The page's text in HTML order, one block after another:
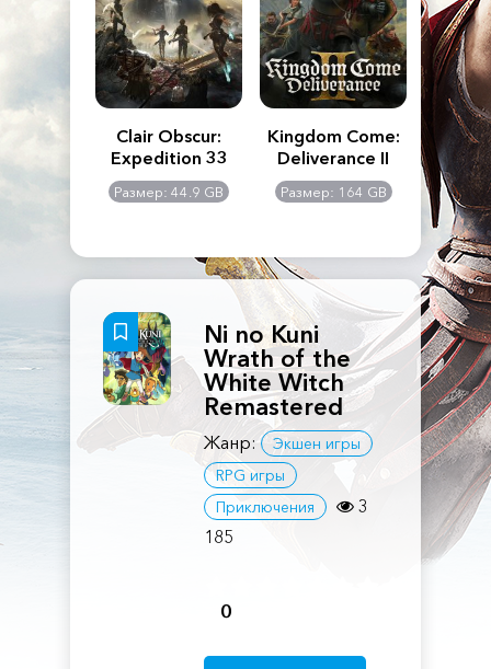
Creed
Clair Obscur:
Expedition 33
Размер: 44.9 GB
Kingdom Come:
Deliverance II
Размер: 164 GB
The
Ni no Kuni
Wrath of the
White Witch
Remastered
Жанр:
Экшен игры
RPG игры
Приключения
3
185
0